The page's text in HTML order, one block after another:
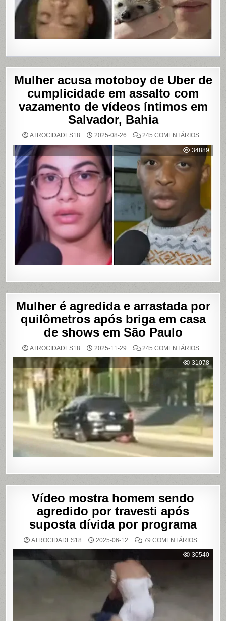
Mulher acusa motoboy de Uber de
cumplicidade em assalto com
vazamento de vídeos íntimos em
Salvador, Bahia
ATROCIDADES18 2025-08-26 245 COMENTÁRIOSEM
ACUSA
DE
UBER
DE
EM
DE
VÍDEOS
ÍNTIMOS
EM
BAHIA
34889
Mulher é agredida e arrastada por
quilômetros após briga em casa
de shows em São Paulo
ATROCIDADES18 2025-11-29 245 COMENTÁRIOSEM
É
E
POR
APÓS
BRIGA
EM
CASA
SHOWS
SÃO
PAULO
31078
Vídeo mostra homem sendo
agredido por travesti após
suposta dívida por programa
ATROCIDADES18 2025-06-12 79 COMENTÁRIOSEM
MOSTRA
HOMEM
30540